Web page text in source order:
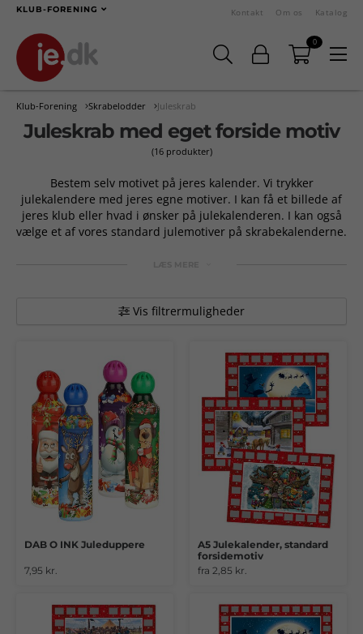
KLUB-FORENING Kontakt Om os Katalog
0
Klub-Forening Skrabelodder Juleskrab
Juleskrab med eget forside motiv
(16 produkter)
Bestem selv motivet på jeres kalender. Vi trykker
julekalendere med jeres egne motiver. I kan få et billede af
jeres klub eller hvad i ønsker på julekalenderen. I kan også
vælge et af vores standard julemotiver på skrabekalenderne.
Vis filtrermuligheder
DAB O INK Juleduppere
7,95 kr.
A5 Julekalender, standard
forsidemotiv
fra 2,85 kr.